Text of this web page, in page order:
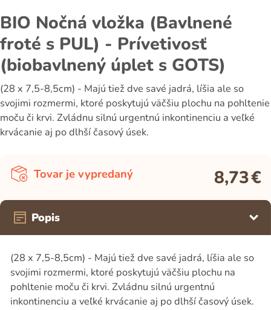
BIO Nočná vložka (Bavlnené
froté s PUL) - Prívetivosť
(biobavlnený úplet s GOTS)
(28 x 7,5-8,5cm) - Majú tiež dve savé jadrá, líšia ale so
svojimi rozmermi, ktoré poskytujú väčšiu plochu na pohltenie
moču či krvi. Zvládnu silnú urgentnú inkontinenciu a veľké
krvácanie aj po dlhší časový úsek.
Tovar je vypredaný 8,73€
Popis
(28 x 7,5-8,5cm) - Majú tiež dve savé jadrá, líšia ale so
svojimi rozmermi, ktoré poskytujú väčšiu plochu na
pohltenie moču či krvi. Zvládnu silnú urgentnú
inkontinenciu a veľké krvácanie aj po dlhší časový úsek.